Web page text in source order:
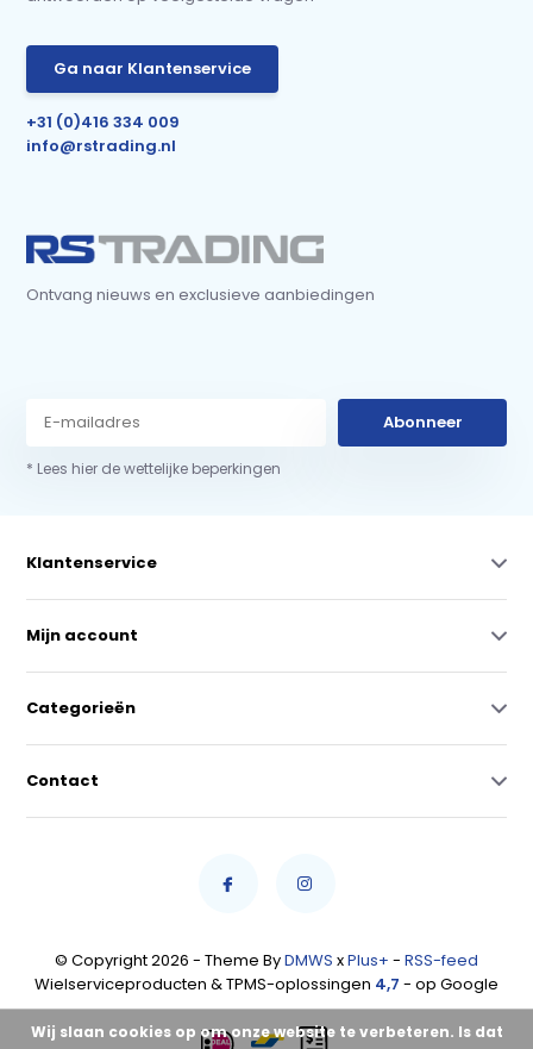
Ga naar Klantenservice
+31 (0)416 334 009
info@rstrading.nl
Ontvang nieuws en exclusieve aanbiedingen
Abonneer
* Lees hier de wettelijke beperkingen
Klantenservice
Mijn account
Categorieën
Contact
© Copyright 2026 - Theme ByDMWS xPlus+ - RSS-feed
Wielserviceproducten & TPMS-oplossingen 4,7 - op Google
Wij slaan cookies op om onze website te verbeteren. Is dat